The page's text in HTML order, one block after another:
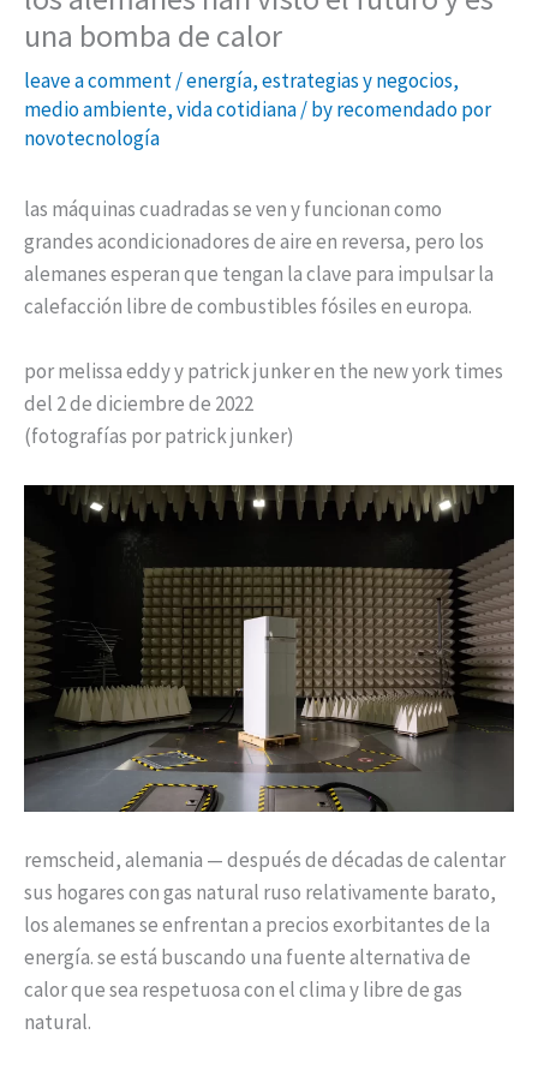
una bomba de calor
leave a comment/energía,estrategias y negocios,
medio ambiente,vida cotidiana/ byrecomendado por
novotecnología
las máquinas cuadradas se ven y funcionan como
grandes acondicionadores de aire en reversa, pero los
alemanes esperan que tengan la clave para impulsar la
calefacción libre de combustibles fósiles en europa.
por melissa eddy y patrick junker en the new york times
del 2 de diciembre de 2022
(fotografías por patrick junker)
remscheid, alemania — después de décadas de calentar
sus hogares con gas natural ruso relativamente barato,
los alemanes se enfrentan a precios exorbitantes de la
energía. se está buscando una fuente alternativa de
calor que sea respetuosa con el clima y libre de gas
natural.